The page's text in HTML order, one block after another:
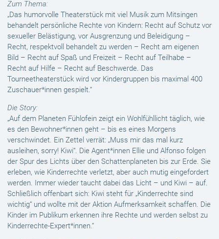
Zum Thema:
„Das humorvolle Theaterstück mit viel Musik zum Mitsingen
behandelt persönliche Rechte von Kindern: Recht auf Schutz vor
sexueller Belästigung, vor Ausgrenzung und Beleidigung –
Recht, respektvoll behandelt zu werden – Recht am eigenen
Bild – Recht auf Spaß und Freizeit – Recht auf Teilhabe –
Recht auf Hilfe – Recht auf Beschwerde. Das
Tourneetheaterstück wird vor Kindergruppen bis maximal 400
Zuschauer*innen gespielt.“
Die Story:
„Auf dem Planeten Fühlofein zeigt ein Wohlfühllicht täglich, wie
es den Bewohner*innen geht – bis es eines Morgens
verschwindet. Ein Zettel verrät: „Muss mir das mal kurz
ausleihen, sorry! Kiwi“. Die Agent*innen Ellie und Alfonso folgen
der Spur des Lichts über den Schattenplaneten bis zur Erde. Sie
erleben, wie Kinderrechte verletzt, aber auch mutig eingefordert
werden. Immer wieder taucht dabei das Licht – und Kiwi – auf.
Schließlich offenbart sich: Kiwi steht für „Kinderrechte sind
wichtig“ und wollte mit der Aktion Aufmerksamkeit schaffen. Die
Kinder im Publikum erkennen ihre Rechte und werden selbst zu
Kinderrechte-Expert*innen.“